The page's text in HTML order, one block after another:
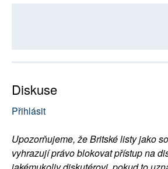
Diskuse
Přihlásit
Upozorňujeme, že Britské listy jako
vyhrazují právo blokovat přístup na